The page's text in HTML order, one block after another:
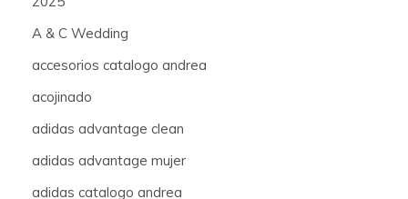
A & C Wedding
accesorios catalogo andrea
acojinado
adidas advantage clean
adidas advantage mujer
adidas catalogo andrea